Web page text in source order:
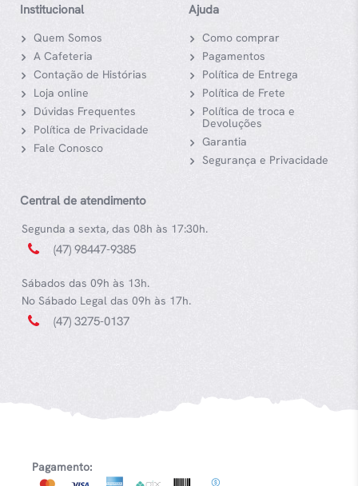
Institucional
Quem Somos
A Cafeteria
Contação de Histórias
Loja online
Dúvidas Frequentes
Política de Privacidade
Fale Conosco
Ajuda
Como comprar
Pagamentos
Política de Entrega
Política de Frete
Política de troca e
Devoluções
Garantia
Segurança e Privacidade
Central de atendimento
Segunda a sexta, das 08h às 17:30h.
(47) 98447-9385
Sábados das 09h às 13h.
No Sábado Legal das 09h às 17h.
(47) 3275-0137
Pagamento: